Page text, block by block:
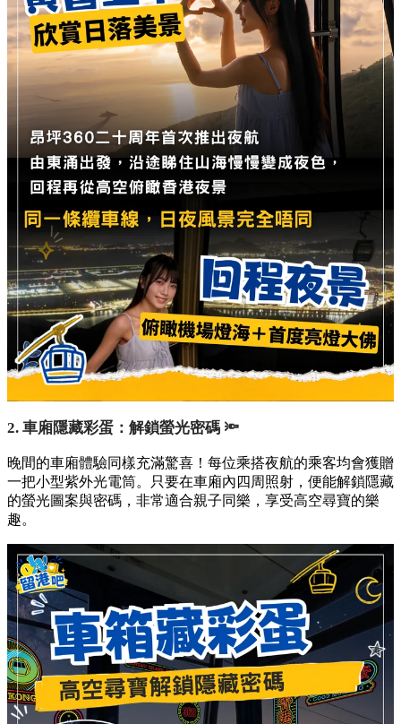
2. 車廂隱藏彩蛋：解鎖螢光密碼 🔦
晚間的車廂體驗同樣充滿驚喜！每位乘搭夜航的乘客均會獲贈
一把小型紫外光電筒。只要在車廂內四周照射，便能解鎖隱藏
的螢光圖案與密碼，非常適合親子同樂，享受高空尋寶的樂
趣。